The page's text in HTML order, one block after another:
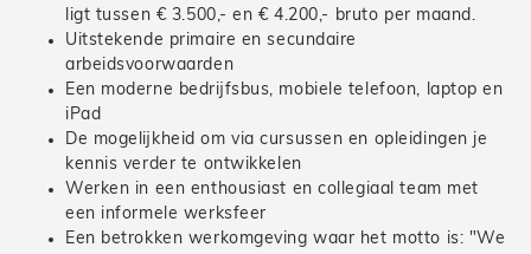
ligt tussen € 3.500,- en € 4.200,- bruto per maand.
Uitstekende primaire en secundaire
arbeidsvoorwaarden
Een moderne bedrijfsbus, mobiele telefoon, laptop en
iPad
De mogelijkheid om via cursussen en opleidingen je
kennis verder te ontwikkelen
Werken in een enthousiast en collegiaal team met
een informele werksfeer
Een betrokken werkomgeving waar het motto is: "We